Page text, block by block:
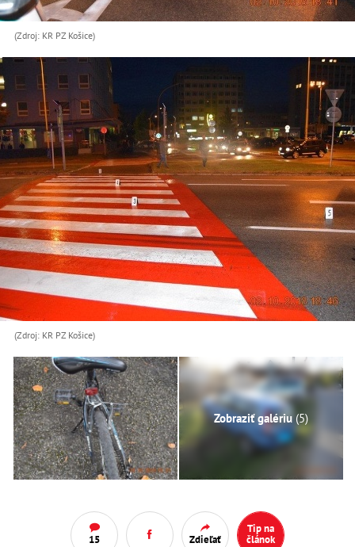
(Zdroj: KR PZ Košice)
(Zdroj: KR PZ Košice)
Zobraziť galériu (5)
15 Zdieľať
Tip na
článok